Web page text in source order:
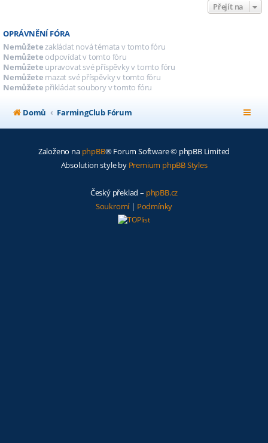
Přejít na
OPRÁVNĚNÍ FÓRA
Nemůžetezakládat nová témata v tomto fóru
Nemůžete odpovídat v tomto fóru
Nemůžete upravovat své příspěvky v tomto fóru
Nemůžete mazat své příspěvky v tomto fóru
Nemůžete přikládat soubory v tomto fóru
Domů FarmingClub Fórum
Založeno na phpBB® Forum Software © phpBB Limited
Absolution style by Premium phpBB Styles
Český překlad – phpBB.cz
Soukromí| Podmínky